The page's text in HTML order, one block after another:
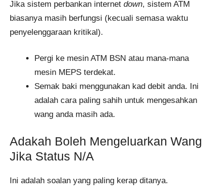
Jika sistem perbankan internet down, sistem ATM
biasanya masih berfungsi (kecuali semasa waktu
penyelenggaraan kritikal).
Pergi ke mesin ATM BSN atau mana-mana
mesin MEPS terdekat.
Semak baki menggunakan kad debit anda. Ini
adalah cara paling sahih untuk mengesahkan
wang anda masih ada.
Adakah Boleh Mengeluarkan Wang
Jika Status N/A
Ini adalah soalan yang paling kerap ditanya.